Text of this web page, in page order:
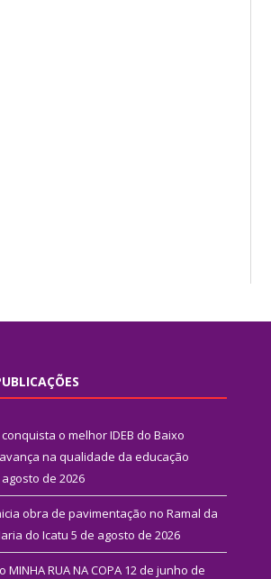
o melhor IDEB do Baixo
na qualidade da educação
de 2026
obra de pavimentação no Ramal da
do Icatu 5 de agosto de 2026
RUA NA COPA 12 de junho de